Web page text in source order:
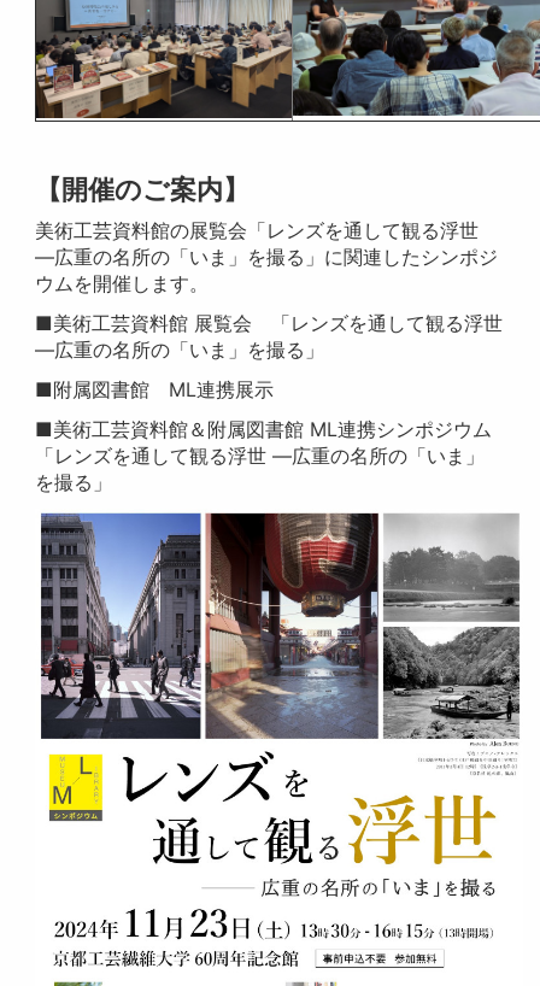
【開催のご案内】
美術工芸資料館の展覧会「レンズを通して観る浮世
—広重の名所の「いま」を撮る」に関連したシンポジ
ウムを開催します。
■美術工芸資料館 展覧会 「レンズを通して観る浮世
―広重の名所の「いま」を撮る」
■附属図書館 ML連携展示
■美術工芸資料館＆附属図書館 ML連携シンポジウム
「レンズを通して観る浮世 —広重の名所の「いま」
を撮る」